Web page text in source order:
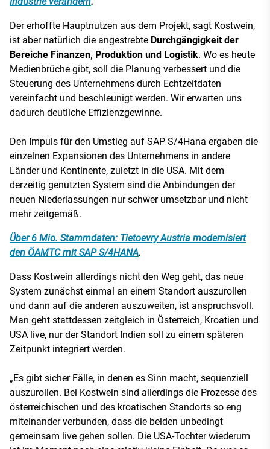
Der erhoffte Hauptnutzen aus dem Projekt, sagt Kostwein,
ist aber natürlich die angestrebte Durchgängigkeit der
Bereiche Finanzen, Produktion und Logistik. Wo es heute
Medienbrüche gibt, soll die Planung verbessert und die
Steuerung des Unternehmens durch Echtzeitdaten
vereinfacht und beschleunigt werden. Wir erwarten uns
dadurch deutliche Effizienzgewinne.
Den Impuls für den Umstieg auf SAP S/4Hana ergaben die
einzelnen Expansionen des Unternehmens in andere
Länder und Kontinente, zuletzt in die USA. Mit dem
derzeitig genutzten System sind die Anbindungen der
neuen Niederlassungen nur schwer umsetzbar und nicht
mehr zeitgemäß.
Über 6 Mio. Stammdaten: Tietoevry Austria modernisiert
den ÖAMTC mit SAP S/4HANA.
Dass Kostwein allerdings nicht den Weg geht, das neue
System zunächst einmal an einem Standort auszurollen
und dann auf die anderen auszuweiten, ist anspruchsvoll.
Man geht stattdessen zeitgleich in Österreich, Kroatien und
USA live, nur der Standort Indien soll zu einem späteren
Zeitpunkt integriert werden.
„Es gibt sicher Fälle, in denen es Sinn macht, sequenziell
auszurollen. Bei Kostwein sind allerdings die Prozesse des
österreichischen und des kroatischen Standorts so eng
miteinander verbunden, dass die beiden unbedingt
gemeinsam live gehen sollen. Die USA-Tochter wiederum